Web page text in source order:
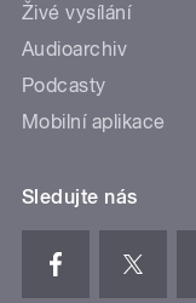
Živé vysílání
Audioarchiv
Podcasty
Mobilní aplikace
Sledujte nás